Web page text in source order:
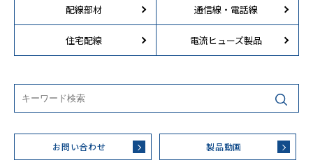
配線部材 通信線・電話線
住宅配線 電流ヒューズ製品
お問い合わせ 製品動画